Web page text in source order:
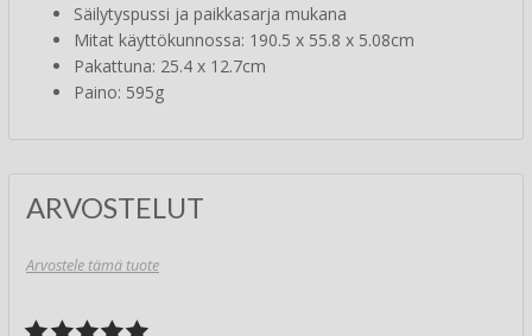
Säilytyspussi ja paikkasarja mukana
Mitat käyttökunnossa: 190.5 x 55.8 x 5.08cm
Pakattuna: 25.4 x 12.7cm
Paino: 595g
ARVOSTELUT
Arvostele tämä tuote